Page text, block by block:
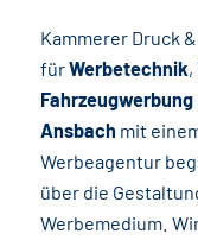
Kammerer Druck
fürWerbetechnik,
Fahrzeugwerbung
Ansbach mit
Werbeagentur
über die
Werbemedium.